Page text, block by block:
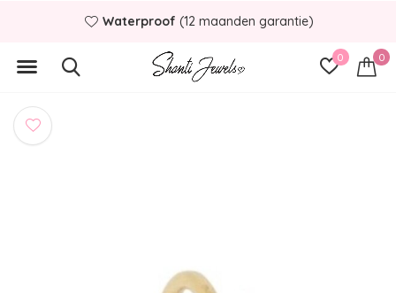
0 0
Waterproof (12 maanden garantie)